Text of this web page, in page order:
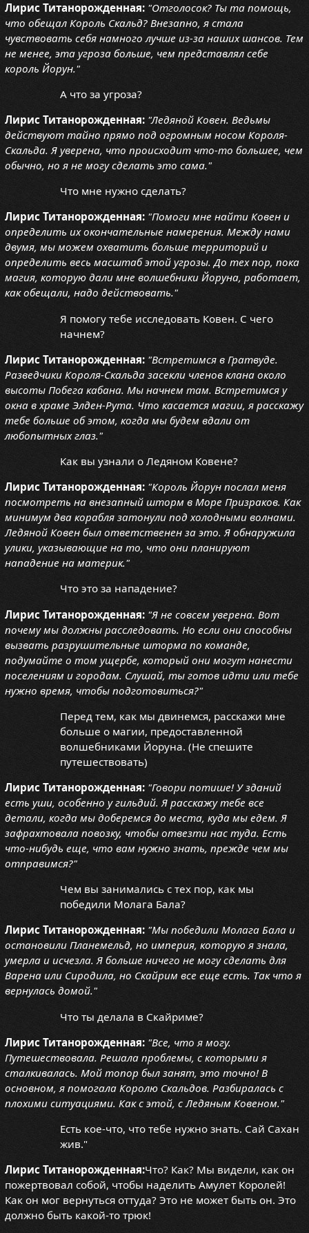
Лирис Титанорожденная: "Отголосок? Ты та помощь,
что обещал Король Скальд? Внезапно, я стала
чувствовать себя намного лучше из-за наших шансов. Тем
не менее, эта угроза больше, чем представлял себе
король Йорун."
А что за угроза?
Лирис Титанорожденная: "Ледяной Ковен. Ведьмы
действуют тайно прямо под огромным носом Короля-
Скальда. Я уверена, что происходит что-то большее, чем
обычно, но я не могу сделать это сама."
Что мне нужно сделать?
Лирис Титанорожденная: "Помоги мне найти Ковен и
определить их окончательные намерения. Между нами
двумя, мы можем охватить больше территорий и
определить весь масштаб этой угрозы. До тех пор, пока
магия, которую дали мне волшебники Йоруна, работает,
как обещали, надо действовать."
Я помогу тебе исследовать Ковен. С чего
начнем?
Лирис Титанорожденная: "Встретимся в Гратвуде.
Разведчики Короля-Скальда засекли членов клана около
высоты Побега кабана. Мы начнем там. Встретимся у
окна в храме Элден-Рута. Что касается магии, я расскажу
тебе больше об этом, когда мы будем вдали от
любопытных глаз."
Как вы узнали о Ледяном Ковене?
Лирис Титанорожденная: "Король Йорун послал меня
посмотреть на внезапный шторм в Море Призраков. Как
минимум два корабля затонули под холодными волнами.
Ледяной Ковен был ответственен за это. Я обнаружила
улики, указывающие на то, что они планируют
нападение на материк."
Что это за нападение?
Лирис Титанорожденная: "Я не совсем уверена. Вот
почему мы должны расследовать. Но если они способны
вызвать разрушительные шторма по команде,
подумайте о том ущербе, который они могут нанести
поселениям и городам. Слушай, ты готов идти или тебе
нужно время, чтобы подготовиться?"
Перед тем, как мы двинемся, расскажи мне
больше о магии, предоставленной
волшебниками Йоруна. (Не спешите
путешествовать)
Лирис Титанорожденная: "Говори потише! У зданий
есть уши, особенно у гильдий. Я расскажу тебе все
детали, когда мы доберемся до места, куда мы едем. Я
зафрахтовала повозку, чтобы отвезти нас туда. Есть
что-нибудь еще, что вам нужно знать, прежде чем мы
отправимся?"
Чем вы занимались с тех пор, как мы
победили Молага Бала?
Лирис Титанорожденная: "Мы победили Молага Бала и
остановили Планемельд, но империя, которую я знала,
умерла и исчезла. Я больше ничего не могу сделать для
Варена или Сиродила, но Скайрим все еще есть. Так что я
вернулась домой."
Что ты делала в Скайриме?
Лирис Титанорожденная: "Все, что я могу.
Путешествовала. Решала проблемы, с которыми я
сталкивалась. Мой топор был занят, это точно! В
основном, я помогала Королю Скальдов. Разбиралась с
плохими ситуациями. Как с этой, с Ледяным Ковеном."
Есть кое-что, что тебе нужно знать. Сай Сахан
жив."
Лирис Титанорожденная:Что? Как? Мы видели, как он
пожертвовал собой, чтобы наделить Амулет Королей!
Как он мог вернуться оттуда? Это не может быть он. Это
должно быть какой-то трюк!